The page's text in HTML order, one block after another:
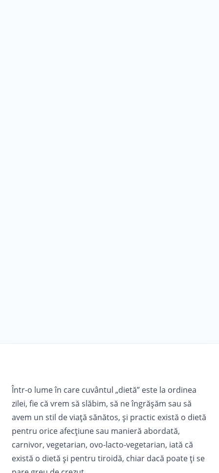
Într-o lume în care cuvântul „dietă” este la ordinea
zilei, fie că vrem să slăbim, să ne îngrăşăm sau să
avem un stil de viaţă sănătos, şi practic există o dietă
pentru orice afecţiune sau manieră abordată,
carnivor, vegetarian, ovo-lacto-vegetarian, iată că
există o dietă şi pentru tiroidă, chiar dacă poate ţi se